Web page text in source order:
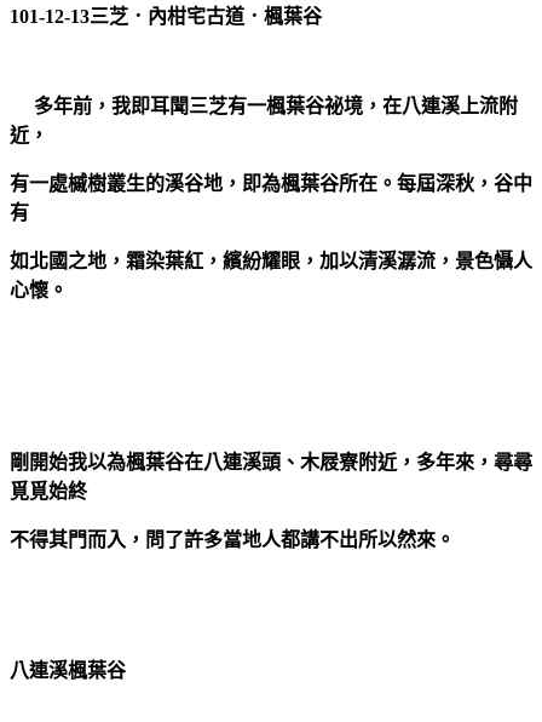
101-12-13三芝．內柑宅古道．楓葉谷
多年前，我即耳聞三芝有一楓葉谷祕境，在八連溪上流附
近，
有一處槭樹叢生的溪谷地，即為楓葉谷所在。每屆深秋，谷中
有
如北國之地，霜染葉紅，繽紛耀眼，加以清溪潺流，景色懾人
心懷。
剛開始我以為楓葉谷在八連溪頭、木屐寮附近，多年來，尋尋
覓覓始終
不得其門而入，問了許多當地人都講不出所以然來。
八連溪楓葉谷